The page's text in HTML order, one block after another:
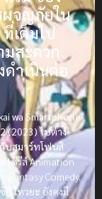
ผจญภัยใน
ที่เต็มไป
สะดวก
ดำเนินต่อ
wa Smartphone
(2023) ไปต่าง
บสมาร์ทโฟนสิ
!ซีรีส์ Animation
Fantasy Comedy.
กิ โทวยะ ยังคงมี